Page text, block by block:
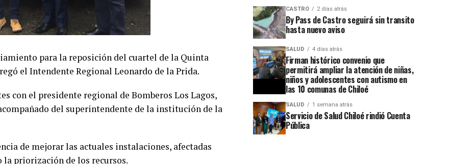
para la reposición del cuartel de la Quinta
el Intendente Regional Leonardo de la Prida.
con el presidente regional de Bomberos Los Lagos,
del superintendente de la institución de la
de mejorar las actuales instalaciones, afectadas
la priorización de los recursos.
CASTRO 2 días atrás
By Pass de Castro seguirá sin transito
hasta nuevo aviso
SALUD 4 días atrás
Firman histórico convenio que
permitirá ampliar la atención de niñas,
niños y adolescentes con autismo en
las 10 comunas de Chiloé
SALUD 1 semana atrás
Servicio de Salud Chiloé rindió Cuenta
Pública